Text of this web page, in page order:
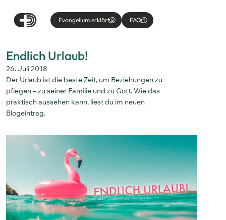
Evangelium erklärt FAQ
Endlich Urlaub!
26. Juli 2018
Der Urlaub ist die beste Zeit, um Beziehungen zu
pflegen – zu seiner Familie und zu Gott. Wie das
praktisch aussehen kann, liest du im neuen
Blogeintrag.